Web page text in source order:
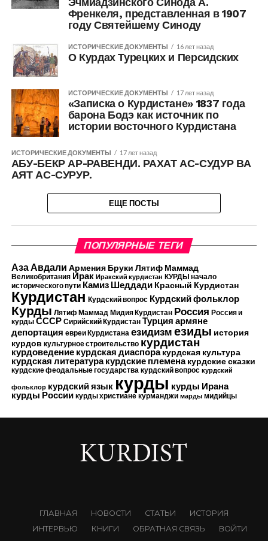
Френкеля, представленная в 1907
году Святейшему Синоду
ИСТОРИЧЕСКИЕ ДОКУМЕНТЫ 16 лет назад
О Курдах Турецких и Персидских
ИСТОРИЧЕСКИЕ ДОКУМЕНТЫ 17 лет назад
«Записка о Курдистане» 1837 года
барона Бодэ как источник по
истории восточного Курдистана
ИСТОРИЧЕСКИЕ ДОКУМЕНТЫ 17 лет назад
АБУ-БЕКР АР-РАВЕНДИ. РАХАТ АС-СУДУР ВА
АЯТ АС-СУРУР.
ЕЩЕ ПОСТЫ
ПОПУЛЯРНЫЕ ТЕГИ
Аза Авдали Армения Бруки Лятиф Маммад
Великобритания Ирак Иракский курдистан КУРДЫ начало
исторического пути Камиз Шеддади Красный Курдистан
Курдистан Курдский вопрос Курдский фольклор
Курды Лятиф Маммад Мидия Курдистан Россия Россия и
курды СССР Сирийский Курдистан Турция армяне
депортация евреи Курдистана езидизмезиды история
курдов культурное строительство курдистан
курдоведение курдская диаспора курдская культура
курдская литература курдские племена курдские сказки
курдские феодальные государства курдский вопрос курдский
фольклор курдский язык курды курды Ирана
курды России курды христиане курманджи марды мидийцы
ГЛАВНАЯ НОВОСТИ СТАТЬИ
ИСТОРИЯ
ИНТЕРВЬЮ
КНИГИ ОБРАТНАЯ СВЯЗЬ ВОЙТИ